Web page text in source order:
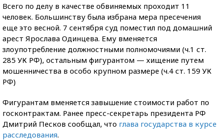
Всего по делу в качестве обвиняемых проходит 11
человек. Большинству была избрана мера пресечения
еще это весной. 7 сентября суд поместил под домашний
арест Ярослава Одинцева. Ему вменяется
злоупотребление должностными полномочиями (ч.1 ст.
285 УК РФ), остальным фигурантом — хищение путем
мошенничества в особо крупном размере (ч.4 ст. 159 УК
РФ)
Фигурантам вменяется завышение стоимости работ по
госконтрактам. Ранее пресс-секретарь президента РФ
Дмитрий Песков сообщал, что глава государства в курсе
расследования.